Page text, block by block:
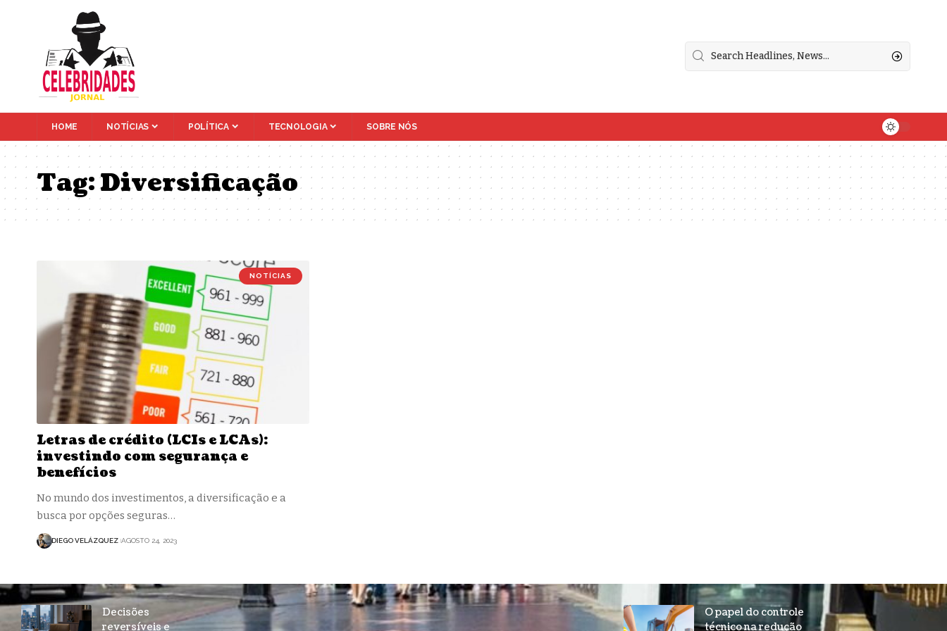
HOME NOTÍCIAS POLÍTICA TECNOLOGIA SOBRE NÓS
Tag:Diversificação
NOTÍCIAS
Letras de crédito (LCIs e LCAs):
investindo com segurança e
benefícios
No mundo dos investimentos, a diversificação e a
busca por opções seguras…
DIEGO VELÁZQUEZ AGOSTO 24, 2023
Decisões
reversíveis e
O papel do controle
técnico na redução